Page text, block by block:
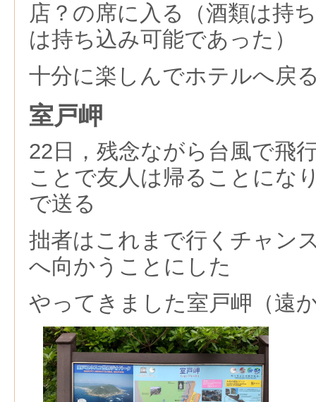
店？の席に入る（酒類は持
は持ち込み可能であった）
十分に楽しんでホテルへ戻
室戸岬
22日，残念ながら台風で飛
ことで友人は帰ることにな
で送る
拙者はこれまで行くチャン
へ向かうことにした
やってきました室戸岬（遠